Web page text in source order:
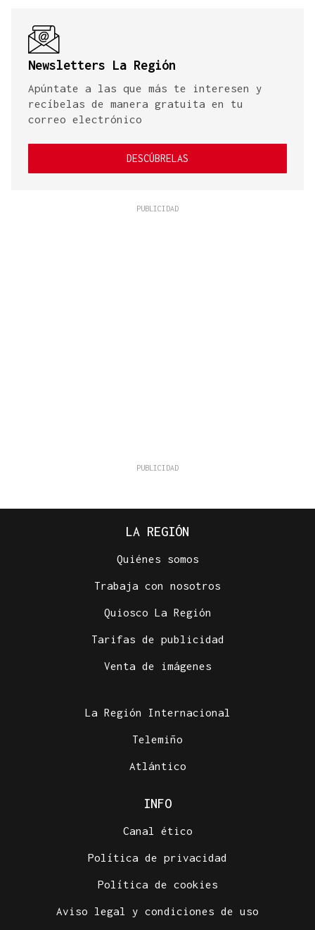
Newsletters La Región
Apúntate a las que más te interesen y
recíbelas de manera gratuita en tu
correo electrónico
DESCÚBRELAS
LA REGIÓN
Quiénes somos
Trabaja con nosotros
Quiosco La Región
Tarifas de publicidad
Venta de imágenes
La Región Internacional
Telemiño
Atlántico
INFO
Canal ético
Política de privacidad
Política de cookies
Aviso legal y condiciones de uso